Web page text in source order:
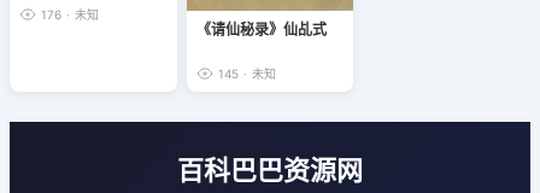
176 · 未知
《请仙秘录》仙乩式
145 · 未知
百科巴巴资源网